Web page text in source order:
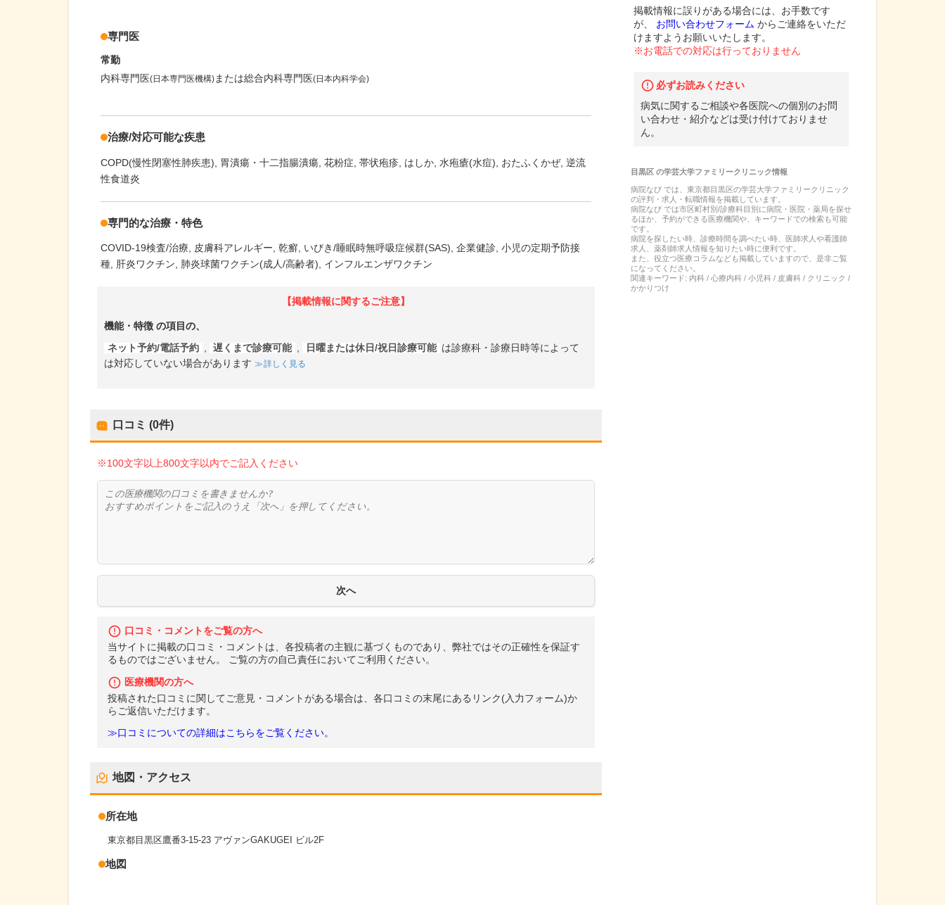
専門医
常勤
内科専門医(日本専門医機構)または総合内科専門医(日本内科学会)
治療/対応可能な疾患
COPD(慢性閉塞性肺疾患) 胃潰瘍・十二指腸潰瘍 花粉症 帯状疱疹 はしか 水疱瘡(水痘) おたふくかぜ 逆流
性食道炎
専門的な治療・特色
COVID-19検査/治療 皮膚科アレルギー 乾癬 いびき/睡眠時無呼吸症候群(SAS) 企業健診 小児の定期予防接
種
肝炎ワクチン 肺炎球菌ワクチン(成人/高齢者) インフルエンザワクチン
【掲載情報に関するご注意】
機能・特徴 の項目の、
ネット予約/電話予約 遅くまで診療可能 日曜または休日/祝日診療可能 は診療科・診療日時等によって
は対応していない場合があります
詳しく見る
口コミ (0件)
※100文字以上800文字以内でご記入ください
口コミ・コメントをご覧の方へ
当サイトに掲載の口コミ・コメントは、各投稿者の主観に基づくものであり、弊社ではその正確性を保証す
るものではございません。 ご覧の方の自己責任においてご利用ください。
医療機関の方へ
投稿された口コミに関してご意見・コメントがある場合は、各口コミの末尾にあるリンク(入力フォーム)か
らご返信いただけます。
≫口コミについての詳細はこちらをご覧ください。
地図・アクセス
所在地
東京都目黒区鷹番3-15-23 アヴァンGAKUGEI ビル2F
地図
掲載情報に誤りがある場合には、お手数です
が、
お問い合わせフォーム からご連絡をいただ
けますようお願いいたします。
※お電話での対応は行っておりません
必ずお読みください
病気に関するご相談や各医院への個別のお問
い合わせ・紹介などは受け付けておりませ
ん。
目黒区の学芸大学ファミリークリニック情報
病院なび では、 東京都目黒区の学芸大学ファミリークリニック
の評判・求人・転職情報を掲載しています。
病院なび では市区町村別/診療科目別に病院・医院・薬局を探せ
るほか、予約ができる医療機関や、キーワードでの検索も可能
です。
病院を探したい時、診療時間を調べたい時、医師求人や看護師
求人、薬剤師求人情報を知りたい時に便利です。
また、役立つ医療コラムなども掲載していますので、是非ご覧
になってください。
関連キーワード: 内科 / 心療内科 / 小児科 / 皮膚科 / クリニック /
かかりつけ